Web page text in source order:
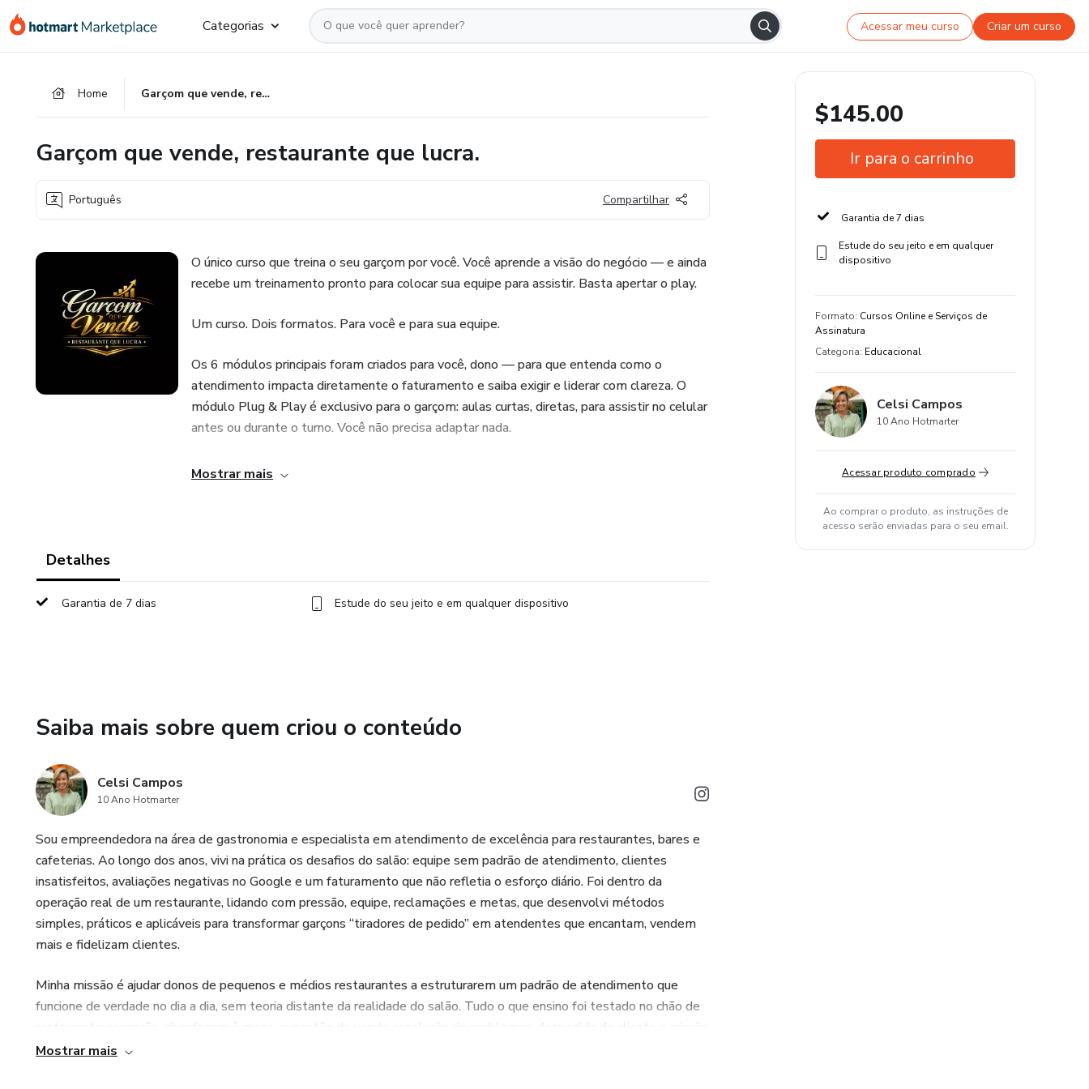
para
para
para
Categorias Acessar meu curso Criar um curso
Home Garçom que vende, restaurante que lucra.
Garçom que vende, restaurante que lucra.
Português Compartilhar
O único curso que treina o seu garçom por você. Você aprende a visão do negócio — e ainda
recebe um treinamento pronto para colocar sua equipe para assistir. Basta apertar o play.
Um curso. Dois formatos. Para você e para sua equipe.
Os 6 módulos principais foram criados para você, dono — para que entenda como o
atendimento impacta diretamente o faturamento e saiba exigir e liderar com clareza. O
módulo Plug & Play é exclusivo para o garçom: aulas curtas, diretas, para assistir no celular
antes ou durante o turno. Você não precisa adaptar nada.
➡️Para o dono:
Você se identifica com alguma dessas situações?
✔️ Você já tentou treinar a equipe, mas nada muda na prática.
✔️ Clientes saem satisfeitos, mas não voltam — e você não sabe por quê.
Bônus exclusivos
🔹Checklist de atendimento de alto desempenho;
🔹Guia prático para sua equipe aplicar antes, durante e depois do atendimento;
Mostrar mais
Detalhes
Garantia de 7 dias Estude do seu jeito e em qualquer dispositivo
Saiba mais sobre quem criou o conteúdo
Celsi Campos
10 Ano Hotmarter
Sou empreendedora na área de gastronomia e especialista em atendimento de excelência para restaurantes, bares e
cafeterias. Ao longo dos anos, vivi na prática os desafios do salão: equipe sem padrão de atendimento, clientes
insatisfeitos, avaliações negativas no Google e um faturamento que não refletia o esforço diário. Foi dentro da
operação real de um restaurante, lidando com pressão, equipe, reclamações e metas, que desenvolvi métodos
simples, práticos e aplicáveis para transformar garçons “tiradores de pedido” em atendentes que encantam, vendem
mais e fidelizam clientes.
Minha missão é ajudar donos de pequenos e médios restaurantes a estruturarem um padrão de atendimento que
funcione de verdade no dia a dia, sem teoria distante da realidade do salão. Tudo o que ensino foi testado no chão de
restaurante: recepção, abordagem à mesa, sugestão de venda, resolução de problemas, despedida do cliente e criação
de uma cultura de atendimento dentro da equipe. Acredito que o lucro nasce da experiência do cliente e que o
Mostrar mais
$145.00
Ir para o carrinho
Garantia de 7 dias
Estude do seu jeito e em qualquer
dispositivo
Formato: Cursos Online e Serviços de
Assinatura
Categoria: Educacional
Celsi Campos
10 Ano Hotmarter
Acessar produto comprado
Ao comprar o produto, as instruções de
acesso serão enviadas para o seu email.